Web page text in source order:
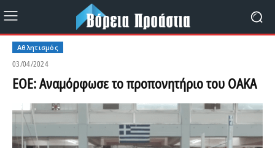
Αθλητισμός
03/04/2024
ΕΟΕ: Αναμόρφωσε το προπονητήριο του ΟΑΚΑ